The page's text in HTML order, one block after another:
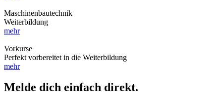
Maschinenbautechnik
Weiterbildung
mehr
Vorkurse
Perfekt vorbereitet in die Weiterbildung
mehr
Melde dich einfach direkt.